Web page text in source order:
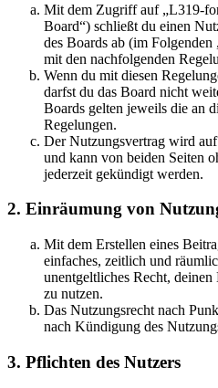
Mit dem Zugriff auf „L319-
Board“) schließt du einen
des Boards ab (im
mit den nachfolgenden
Wenn du mit diesen
darfst du das Board nicht
Boards gelten jeweils die an
Regelungen.
Der Nutzungsvertrag wird
und kann von beiden Seiten
jederzeit gekündigt werden.
2. Einräumung von
Mit dem Erstellen eines
einfaches, zeitlich und
unentgeltliches Recht,
zu nutzen.
Das Nutzungsrecht nach
nach Kündigung des
3. Pflichten des Nutzers